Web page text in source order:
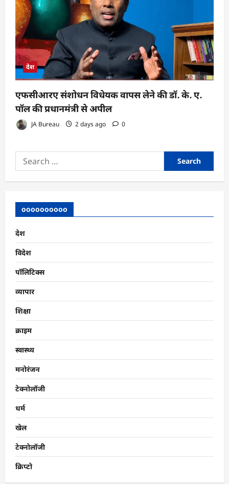
देश
एफसीआरए संशोधन विधेयक वापस लेने की डॉ. के. ए.
पॉल की प्रधानमंत्री से अपील
JA Bureau 2 days ago 0
Search
for:
oooooooooo
देश
विदेश
पॉलिटिक्स
व्यापार
शिक्षा
क्राइम
स्वास्थ्य
मनोरंजन
टेक्नोलॉजी
धर्म
खेल
टेक्नोलॉजी
क्रिप्टो